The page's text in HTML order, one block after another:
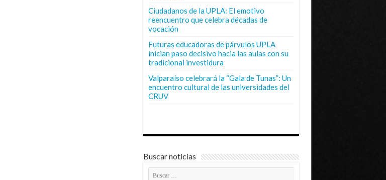
Ciudadanos de la UPLA: El emotivo
reencuentro que celebra décadas de
vocación
Futuras educadoras de párvulos UPLA
inician paso decisivo hacia las aulas con su
tradicional investidura
Valparaíso celebrará la “Gala de Tunas”: Un
encuentro cultural de las universidades del
CRUV
Buscar noticias